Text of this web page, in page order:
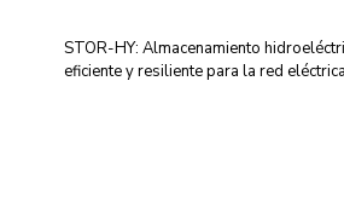
STOR-HY: Almacenamiento
eficiente y resiliente para la red